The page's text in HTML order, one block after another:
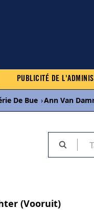
PUBLICITÉ DE
De Bue ›Ann Van
(Vooruit)